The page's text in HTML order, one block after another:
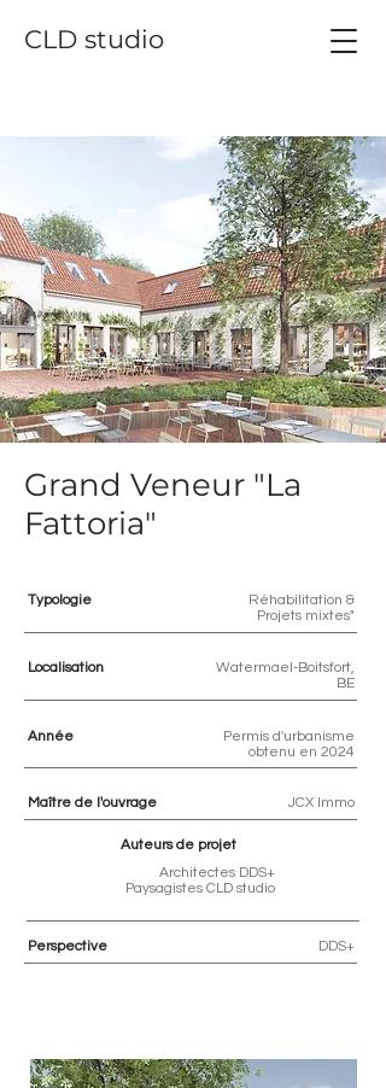
CLD studio
Grand Veneur "La
Fattoria"
Typologie
Réhabilitation &
Projets mixtes"
Localisation
Watermael-Boitsfort,
BE
Année
Permis d'urbanisme
obtenu en 2024
Maître de l'ouvrage JCX Immo
Auteurs de projet
Architectes DDS+
Paysagistes CLD studio
Perspective DDS+